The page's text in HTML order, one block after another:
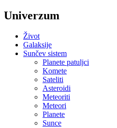
Univerzum
Život
Galaksije
Sunčev sistem
Planete patuljci
Komete
Sateliti
Asteroidi
Meteoriti
Meteori
Planete
Sunce